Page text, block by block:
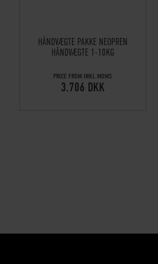
HÅNDVÆGTE PAKKE NEOPREN
HÅNDVÆGTE 1-10KG
PRICE FROM INKL.MOMS
3.706 DKK